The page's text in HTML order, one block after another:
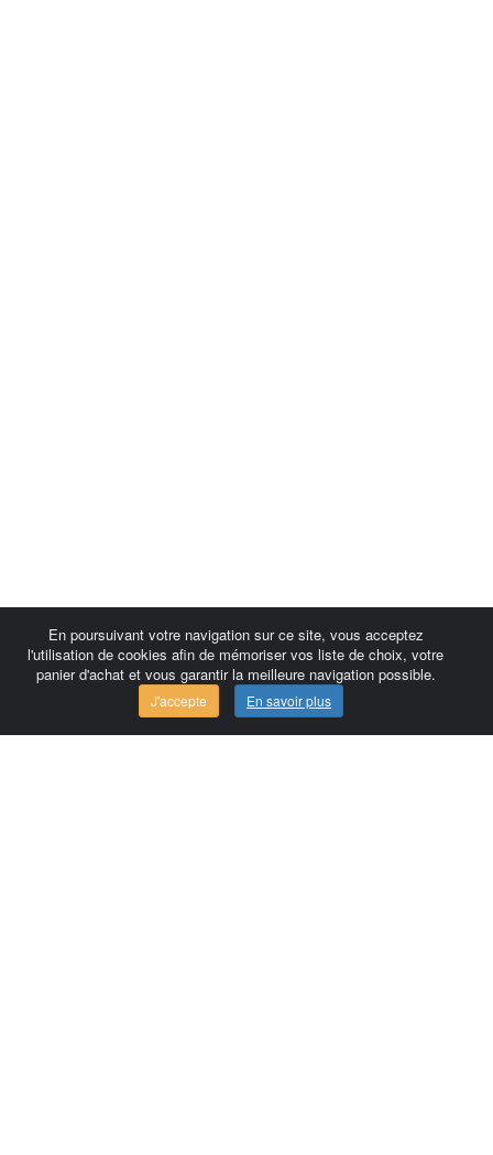
En poursuivant votre navigation sur ce site, vous acceptez
l'utilisation de cookies afin de mémoriser vos liste de choix, votre
panier d'achat et vous garantir la meilleure navigation possible.
J'accepte En savoir plus